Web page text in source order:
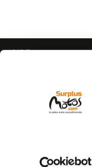
AIDE
Qui sommes nous
Mentions légales
Retour produit